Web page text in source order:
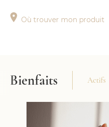
Hydra-Où trouver mon produit
Bienfaits Actifs